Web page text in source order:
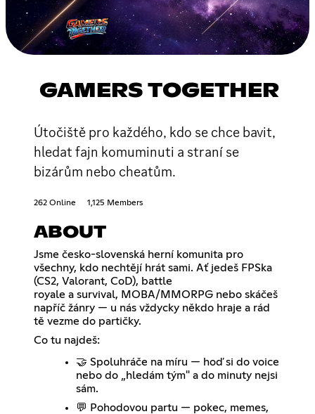
GAMERS TOGETHER
Útočiště pro každého, kdo se chce bavit,
hledat fajn komuminuti a straní se
bizárům nebo cheatům.
262 Online 1,125 Members
ABOUT
Jsme česko-slovenská herní komunita pro
všechny, kdo nechtějí hrát sami. Ať jedeš FPSka
(CS2, Valorant, CoD), battle
royale a survival, MOBA/MMORPG nebo skáčeš
napříč žánry — u nás vždycky někdo hraje a rád
tě vezme do partičky.
Co tu najdeš:
🤝 Spoluhráče na míru — hoď si do voice
nebo do „hledám tým" a do minuty nejsi
sám.
💬 Pohodovou partu — pokec, memes,